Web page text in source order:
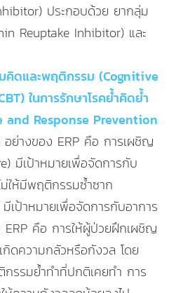
ประกอบด้วย ยากลุ่ม
Reuptake Inhibitor) และ
คิดและพฤติกรรม (Cognitive
ในการรักษาโรคย้ำคิดย้ำ
and Response Prevention
ย่างของ ERP คือ การเผชิญ
มีเป้าหมายเพื่อจัดการกับ
ให้มีพฤติกรรมซ้ำซาก
เป้าหมายเพื่อจัดการกับอาการ
ERP คือ การให้ผู้ป่วยฝึกเผชิญ
ดความกลัวหรือกังวล โดย
กรรมย้ำทำที่ปกติเคยทำ การ